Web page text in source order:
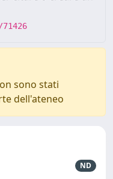
sono stati
dell'ateneo
ND